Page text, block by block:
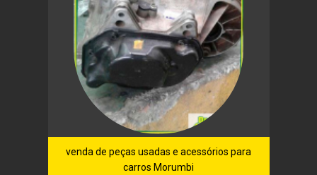
venda de peças usadas e acessórios para
carros Morumbi